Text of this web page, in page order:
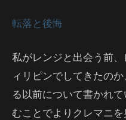
転落と後悔
私がレンジと出会う前
ィリピンでしてきたの
る以前について書かれ
むことでよりクレマニ